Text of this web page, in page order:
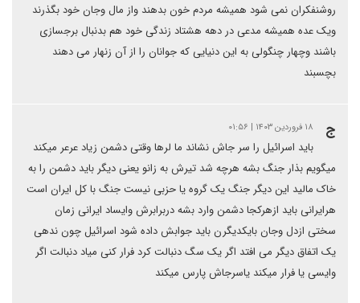
روشنفکران نمی شود همیشه مردم خون بدهند واز مال وجان خود بگذرند
ویک عده همیشه مدعی در دهه هشتاد زندگی خود هم بدنبال برجسازی
باشند وچهار چنگولی به این دنیایی که جوانان را از آن زنهار می دهند
بچسبند
ج ۱۸ فروردین ۱۴۰۳ | ۰۱:۵۶
باید اسرائیل را سر جاش نشاند ما لرها وقتی دشمن زیاد عرعر میکند
میگویم بذار جنگ بشه هرچه شد تیرش به زانو یعنی دیگر باید دشمن را به
خاک مالید این دیگر جنگ یک گروه یا حزبی نیست جنگ با کل ایران است
هرایرانی باید ازهرکجا دشمن وارد بشه دربرابرش وایساد ایرانی زمان
سختی ازدل وجان بایکدیگرن باید جوابش داده شود اسرائیل چون ندهی
یک اتفاق دیگر می افتد اگر یک سگ دنبالت کرد فرار کنی میاد دنبالت اگر
وایسی یا فرار میکند یاسرجاش پارس میکند